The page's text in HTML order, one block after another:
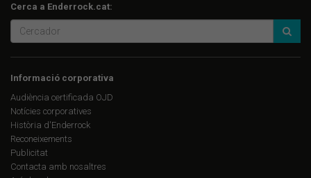
Cerca a Enderrock.cat:
Informació corporativa
Audiència certificada OJD
Notícies corporatives
Història d'Enderrock
Reconeixements
Publicitat
Contacta amb nosaltres